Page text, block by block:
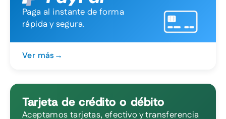
Paga al instante de forma
rápida y segura.
Ver más →
Tarjeta de crédito o débito
Aceptamos tarjetas, efectivo y transferencia